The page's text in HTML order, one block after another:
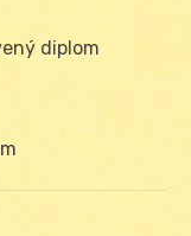
diplom